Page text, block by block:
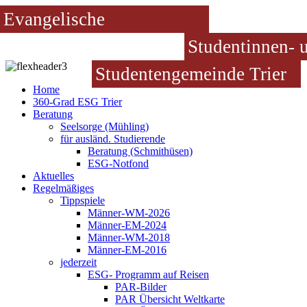
Evangelische
Studentinnen-
Studentengemeinde Trier
Home
360-Grad ESG Trier
Beratung
Seelsorge (Mühling)
für ausländ. Studierende
Beratung (Schmithüsen)
ESG-Notfond
Aktuelles
Regelmäßiges
Tippspiele
Männer-WM-2026
Männer-EM-2024
Männer-WM-2018
Männer-EM-2016
jederzeit
ESG- Programm auf Reisen
PAR-Bilder
PAR Übersicht Weltkarte